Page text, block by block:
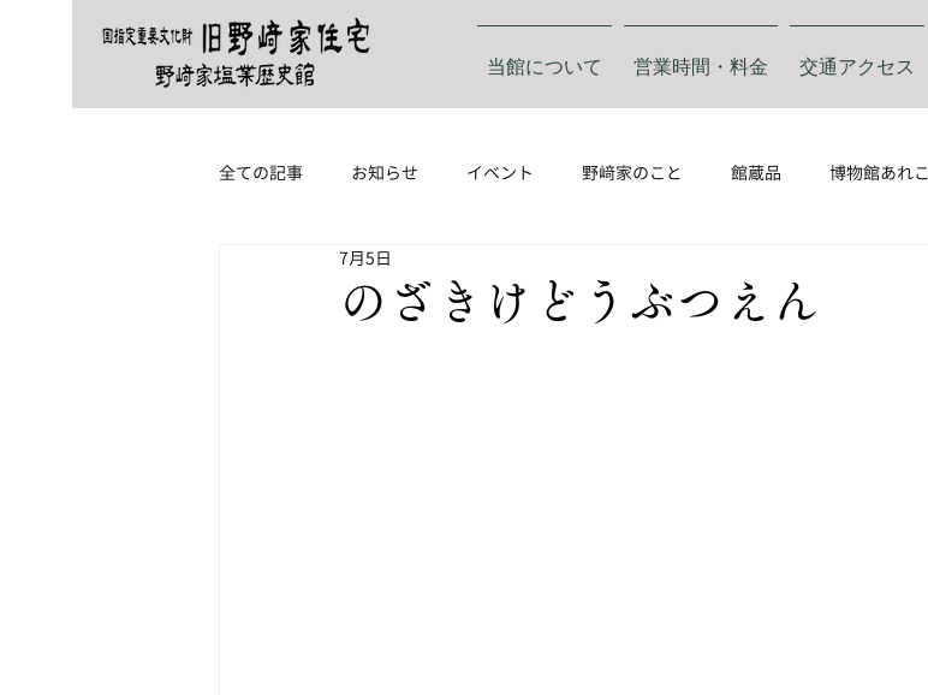
当館について 営業時間・料金 交通アクセス
全ての記事 お知らせ イベント 野﨑家のこと 館蔵品 博物館あれ
のざきけどうぶつえん
7月5日